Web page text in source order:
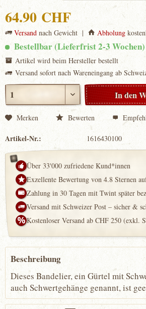
64.90 CHF
Versand nach Gewicht | Abholung
Bestellbar (Lieferfrist 2-3 Wochen)
Artikel wird beim Hersteller bestellt
Versand sofort nach Wareneingang ab
In den
Merken Bewerten
Artikel-Nr.: 1616430100
Über 33'000 zufriedene Kund*innen
Exzellente Bewertung von 4.8 Sternen
Zahlung in 30 Tagen mit Twint später
Versand mit Schweizer Post – sicher &
Kostenloser Versand ab CHF 250 (exkl.
Beschreibung
Dieses Bandelier, ein Gürtel mit
auch Schwertgehänge genannt, ist